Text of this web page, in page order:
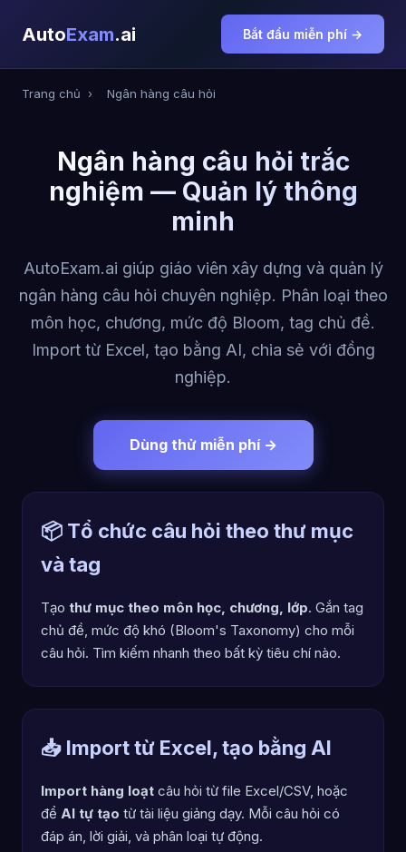
AutoExam.ai Bắt đầu miễn phí →
Trang chủ › Ngân hàng câu hỏi
Ngân hàng câu hỏi trắc
nghiệm — Quản lý thông
minh
AutoExam.ai giúp giáo viên xây dựng và quản lý
ngân hàng câu hỏi chuyên nghiệp. Phân loại theo
môn học, chương, mức độ Bloom, tag chủ đề.
Import từ Excel, tạo bằng AI, chia sẻ với đồng
nghiệp.
Dùng thử miễn phí →
📦 Tổ chức câu hỏi theo thư mục
và tag
Tạo thư mục theo môn học, chương, lớp. Gắn tag
chủ đề, mức độ khó (Bloom's Taxonomy) cho mỗi
câu hỏi. Tìm kiếm nhanh theo bất kỳ tiêu chí nào.
📥 Import từ Excel, tạo bằng AI
Import hàng loạt câu hỏi từ file Excel/CSV, hoặc
để AI tự tạo từ tài liệu giảng dạy. Mỗi câu hỏi có
đáp án, lời giải, và phân loại tự động.